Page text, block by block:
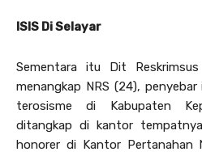
ISIS Di Selayar
Sementara itu Dit
menangkap NRS (24),
terosisme di Kabupaten
ditangkap di kantor
honorer di Kantor Pertanahan